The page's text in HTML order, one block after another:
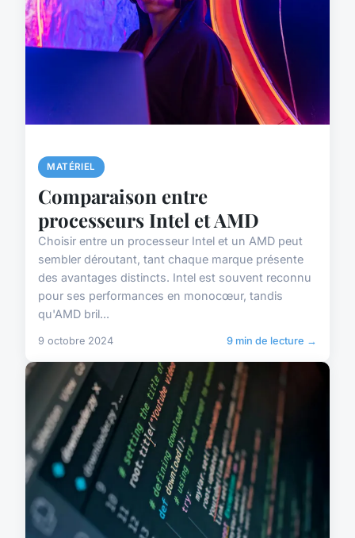
MATÉRIEL
Comparaison entre
processeurs Intel et AMD
Choisir entre un processeur Intel et un AMD peut
sembler déroutant, tant chaque marque présente
des avantages distincts. Intel est souvent reconnu
pour ses performances en monocœur, tandis
qu'AMD bril...
9 octobre 2024 9 min de lecture →